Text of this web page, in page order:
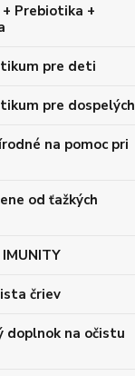
Prebiotika +
pre deti
pre dospelých
na pomoc pri
od ťažkých
čriev
doplnok na očistu